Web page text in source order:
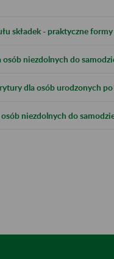
składek - praktyczne
niezdolnych do
dla osób urodzonych
niezdolnych do